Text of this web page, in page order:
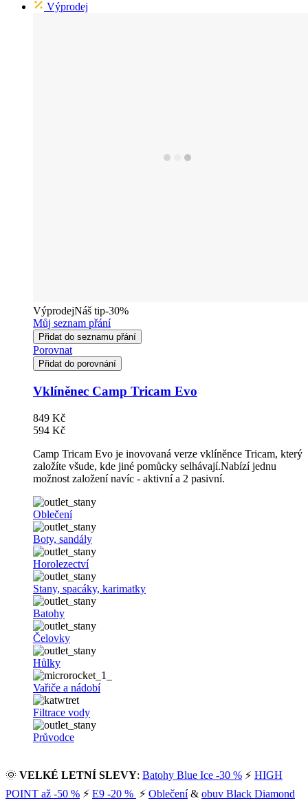
Výprodej
VýprodejNáš tip-30%
Můj seznam přání
Přidat do seznamu přání
Porovnat
Přidat do porovnání
Vklíněnec Camp Tricam Evo
849 Kč
594 Kč
Camp Tricam Evo je inovovaná verze vklíněnce Tricam, který
založíte všude, kde jiné pomůcky selhávají.Nabízí jednu
možnost založení navíc - aktivní a 2 pasivní.
Oblečení
Boty, sandály
Horolezectví
Stany, spacáky, karimatky
Batohy
Čelovky
Hůlky
Vařiče a nádobí
Filtrace vody
Průvodce
🌞 VELKÉ LETNÍ SLEVY: Batohy Blue Ice -30 % ⚡ HIGH
POINT až -50 % ⚡ E9 -20 % ⚡ Oblečení& obuv Black Diamond